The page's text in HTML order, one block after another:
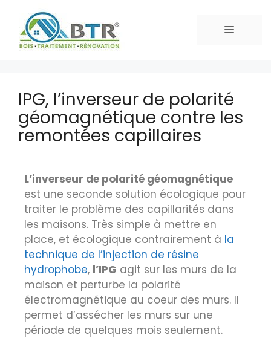
IPG, l’inverseur de polarité
géomagnétique contre les
remontées capillaires
L’inverseur de polarité géomagnétique
est une seconde solution écologique pour
traiter le problème des capillarités dans
les maisons. Très simple à mettre en
place, et écologique contrairement à la
technique de l’injection de résine
hydrophobe, l’IPG agit sur les murs de la
maison et perturbe la polarité
électromagnétique au coeur des murs. Il
permet d’assécher les murs sur une
période de quelques mois seulement.